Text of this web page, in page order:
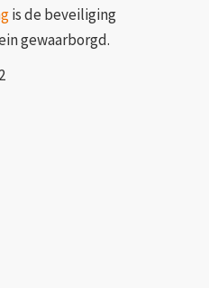
is de beveiliging
gewaarborgd.